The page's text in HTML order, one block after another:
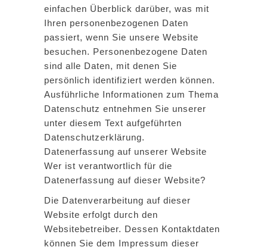
einfachen Überblick darüber, was mit
Ihren personenbezogenen Daten
passiert, wenn Sie unsere Website
besuchen. Personenbezogene Daten
sind alle Daten, mit denen Sie
persönlich identifiziert werden können.
Ausführliche Informationen zum Thema
Datenschutz entnehmen Sie unserer
unter diesem Text aufgeführten
Datenschutzerklärung.
Datenerfassung auf unserer Website
Wer ist verantwortlich für die
Datenerfassung auf dieser Website?
Die Datenverarbeitung auf dieser
Website erfolgt durch den
Websitebetreiber. Dessen Kontaktdaten
können Sie dem Impressum dieser